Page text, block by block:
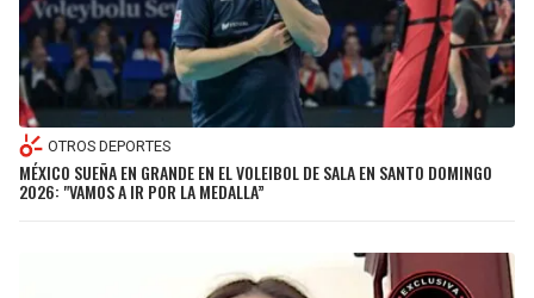
OTROS DEPORTES
MÉXICO SUEÑA EN GRANDE EN EL VOLEIBOL DE SALA EN SANTO DOMINGO
2026: "VAMOS A IR POR LA MEDALLA”